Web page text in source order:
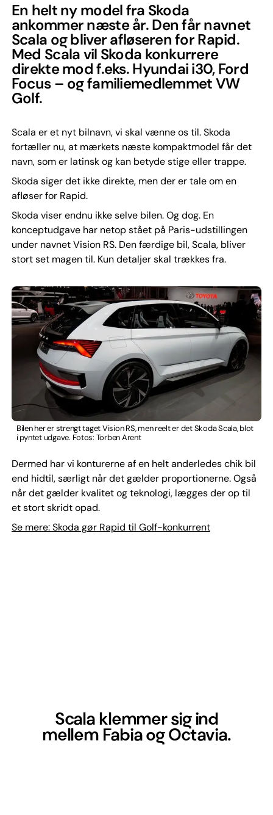
En helt ny model fra Skoda
ankommer næste år. Den får navnet
Scala og bliver afløseren for Rapid.
Med Scala vil Skoda konkurrere
direkte mod f.eks. Hyundai i30, Ford
Focus – og familiemedlemmet VW
Golf.
Scala er et nyt bilnavn, vi skal vænne os til. Skoda
fortæller nu, at mærkets næste kompaktmodel får det
navn, som er latinsk og kan betyde stige eller trappe.
Skoda siger det ikke direkte, men der er tale om en
afløser for Rapid.
Skoda viser endnu ikke selve bilen. Og dog. En
konceptudgave har netop stået på Paris-udstillingen
under navnet Vision RS. Den færdige bil, Scala, bliver
stort set magen til. Kun detaljer skal trækkes fra.
Bilen her er strengt taget Vision RS, men reelt er det Skoda Scala, blot
i pyntet udgave. Fotos: Torben Arent
Dermed har vi konturerne af en helt anderledes chik bil
end hidtil, særligt når det gælder proportionerne. Også
når det gælder kvalitet og teknologi, lægges der op til
et stort skridt opad.
Se mere: Skoda gør Rapid til Golf-konkurrent
Scala klemmer sig ind
mellem Fabia og Octavia.